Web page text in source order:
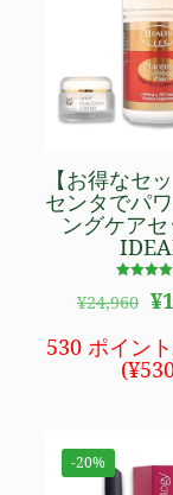
【お得なセ
センタでパ
ングケア
4.94
¥24,960 元
価
格
た
¥
530 ポイン
(¥
-20%